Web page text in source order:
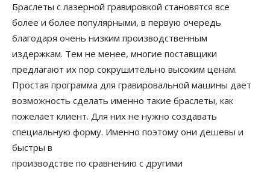
Браслеты с лазерной гравировкой становятся все
более и более популярными, в первую очередь
благодаря очень низким производственным
издержкам. Тем не менее, многие поставщики
предлагают их пор сокрушительно высоким ценам.
Простая программа для гравировальной машины дает
возможность сделать именно такие браслеты, как
пожелает клиент. Для них не нужно создавать
специальную форму. Именно поэтому они дешевы и
быстры в
производстве по сравнению с другими